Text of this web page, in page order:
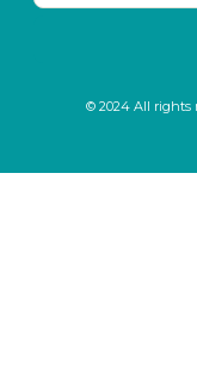
© 2024 All rights